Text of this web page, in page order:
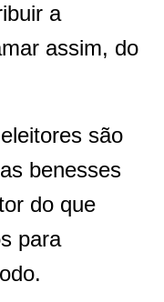
a
assim, do
são
benesses
do que
para